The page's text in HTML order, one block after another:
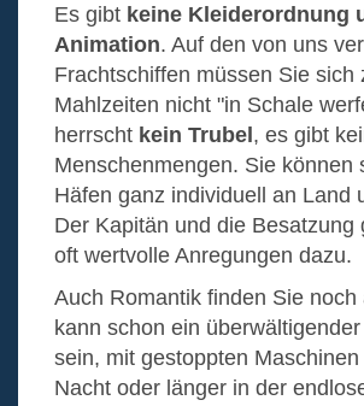
Es gibt keine Kleiderordnung
Animation. Auf den von uns
Frachtschiffen müssen Sie sich
Mahlzeiten nicht "in Schale
herrscht kein Trubel, es gibt
Menschenmengen. Sie können
Häfen ganz individuell an Land
Der Kapitän und die Besatzung
oft wertvolle Anregungen dazu.
Auch Romantik finden Sie noch
kann schon ein
sein, mit gestoppten
Nacht oder länger in der